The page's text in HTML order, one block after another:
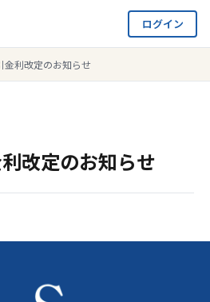
ログイン
金利改定のお知らせ
改定のお知らせ